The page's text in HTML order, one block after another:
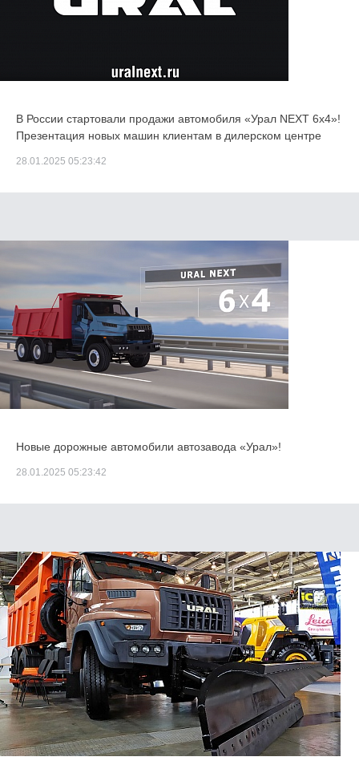
В России стартовали продажи автомобиля «Урал NEXT 6х4»!
Презентация новых машин клиентам в дилерском центре
28.01.2025 05:23:42
Новые дорожные автомобили автозавода «Урал»!
28.01.2025 05:23:42